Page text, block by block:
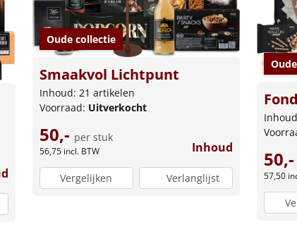
Oude collectie
Smaakvol Lichtpunt
Inhoud: 21 artikelen
Voorraad: Uitverkocht
50,- per stuk
56,75 incl. BTW Inhoud
Vergelijken Verlanglijst
50,-
57,50